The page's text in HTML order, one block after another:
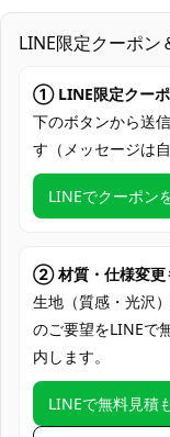
セット内容
発送予定
支払い方法
使用場所
コスプレ対象
LINE限定クーポン
① LINE限定クーポ
下のボタンから送
す（メッセージは
LINEでクーポン
② 材質・仕様変更
生地（質感・光沢
のご要望をLINEで
内します。
LINEで無料見積